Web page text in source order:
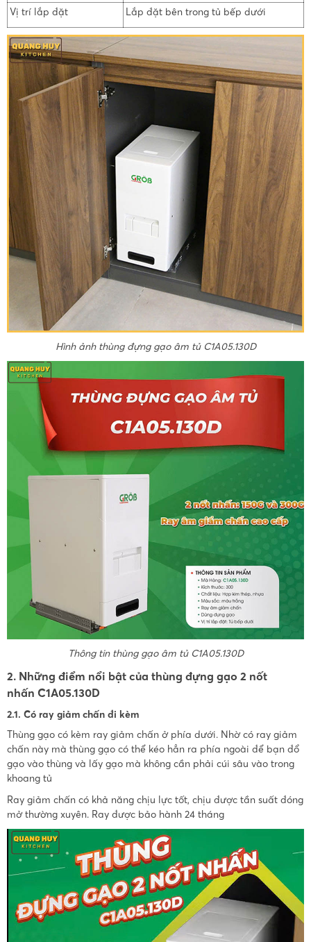
Vị trí lắp đặt
Lắp đặt bên trong tủ bếp dưới
Hình ảnh thùng đựng gạo âm tủ C1A05.130D
Thông tin thùng gạo âm tủ C1A05.130D
2. Những điểm nổi bật của thùng đựng gạo 2 nốt
nhấn C1A05.130D
2.1. Có ray giảm chấn đi kèm
Thùng gạo có kèm ray giảm chấn ở phía dưới. Nhờ có ray giảm
chấn này mà thùng gạo có thể kéo hẳn ra phía ngoài để bạn đổ
gạo vào thùng và lấy gạo mà không cần phải cúi sâu vào trong
khoang tủ
Ray giảm chấn có khả năng chịu lực tốt, chịu được tần suất đóng
mở thường xuyên. Ray được bảo hành 24 tháng